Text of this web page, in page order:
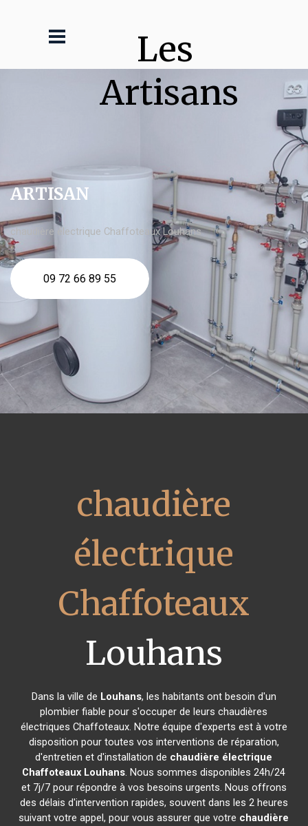
Les
Artisans
ARTISAN
chaudière électrique Chaffoteaux Louhans
09 72 66 89 55
chaudière
électrique
Chaffoteaux
Louhans
Dans la ville de Louhans, les habitants ont besoin d'un
plombier fiable pour s'occuper de leurs chaudières
électriques Chaffoteaux. Notre équipe d'experts est à votre
disposition pour toutes vos interventions de réparation,
d'entretien et d'installation de chaudière électrique
Chaffoteaux Louhans. Nous sommes disponibles 24h/24
et 7j/7 pour répondre à vos besoins urgents. Nous offrons
des délais d'intervention rapides, souvent dans les 2 heures
suivant votre appel, pour vous assurer que votre chaudière